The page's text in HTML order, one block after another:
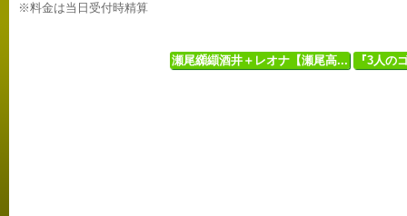
※料金は当日受付時精算
瀬尾纐纈酒井＋レオナ【瀬尾高... 『3人の